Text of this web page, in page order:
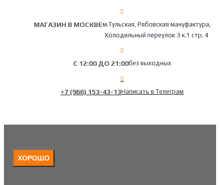
МАГАЗИН В МОСКВЕм.Тульская, Рябовская мануфактура,
Холодильный переулок 3 к.1 стр. 4
С 12:00 ДО 21:00без выходных
+7 (966) 153-43-13Написать в Телеграм
ХОРОШО